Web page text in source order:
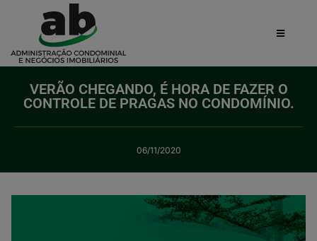
VERÃO CHEGANDO, É HORA DE FAZER O
CONTROLE DE PRAGAS NO CONDOMÍNIO.
06/11/2020